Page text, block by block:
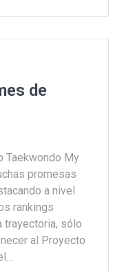
de
Taekwondo My
promesas
a nivel
rankings
trayectoria, sólo
al Proyecto